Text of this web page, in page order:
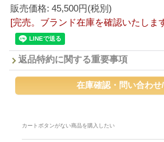
販売価格: 45,500円(税別)
[完売。ブランド在庫を確認いたしま
返品特約に関する重要事項
カートボタンがない商品を購入したい